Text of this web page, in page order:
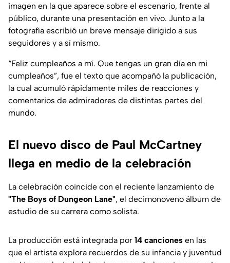
imagen en la que aparece sobre el escenario, frente al
público, durante una presentación en vivo. Junto a la
fotografía escribió un breve mensaje dirigido a sus
seguidores y a sí mismo.
“Feliz cumpleaños a mí. Que tengas un gran día en mi
cumpleaños”, fue el texto que acompañó la publicación,
la cual acumuló rápidamente miles de reacciones y
comentarios de admiradores de distintas partes del
mundo.
El nuevo disco de Paul McCartney
llega en medio de la celebración
La celebración coincide con el reciente lanzamiento de
"The Boys of Dungeon Lane", el decimonoveno álbum de
estudio de su carrera como solista.
La producción está integrada por 14 canciones en las
que el artista explora recuerdos de su infancia y juventud